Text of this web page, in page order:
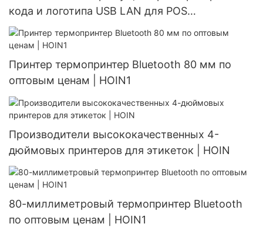
кода и логотипа USB LAN для POS
супермаркета настольный термопринтер 80
мм
Принтер термопринтер Bluetooth 80 мм по
оптовым ценам | HOIN1
Производители высококачественных 4-
дюймовых принтеров для этикеток | HOIN
80-миллиметровый термопринтер Bluetooth
по оптовым ценам | HOIN1